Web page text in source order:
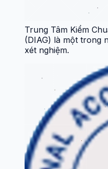
Trung Tâm Kiểm
(DIAG) là một trong
xét nghiệm.